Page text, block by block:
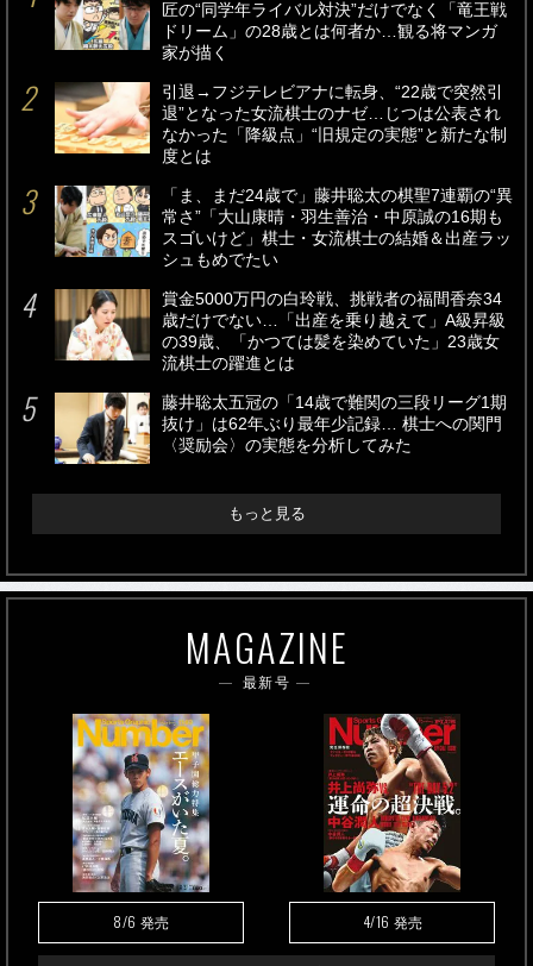
匠の“同学年ライバル対決”だけでなく「竜王戦
ドリーム」の28歳とは何者か…観る将マンガ
家が描く
引退→フジテレビアナに転身、“22歳で突然引
退”となった女流棋士のナゼ…じつは公表され
なかった「降級点」“旧規定の実態”と新たな制
度とは
「ま、まだ24歳で」藤井聡太の棋聖7連覇の“異
常さ”「大山康晴・羽生善治・中原誠の16期も
スゴいけど」棋士・女流棋士の結婚＆出産ラッ
シュもめでたい
賞金5000万円の白玲戦、挑戦者の福間香奈34
歳だけでない…「出産を乗り越えて」A級昇級
の39歳、「かつては髪を染めていた」23歳女
流棋士の躍進とは
藤井聡太五冠の「14歳で難関の三段リーグ1期
抜け」は62年ぶり最年少記録… 棋士への関門
〈奨励会〉の実態を分析してみた
もっと見る
MAGAZINE
最新号
8/6 発売 4/16 発売